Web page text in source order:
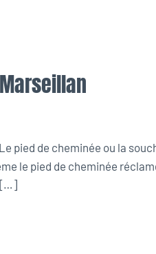
pied de cheminée ou la
le pied de cheminée
[…]